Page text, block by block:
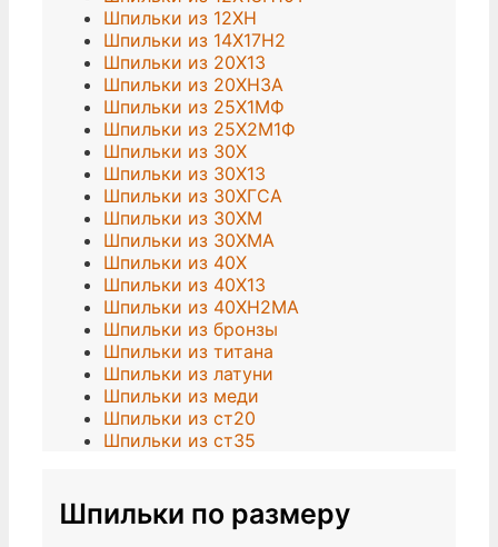
Шпильки из 12ХН
Шпильки из 14Х17Н2
Шпильки из 20Х13
Шпильки из 20ХН3А
Шпильки из 25Х1МФ
Шпильки из 25Х2М1Ф
Шпильки из 30Х
Шпильки из 30Х13
Шпильки из 30ХГСА
Шпильки из 30ХМ
Шпильки из 30ХМА
Шпильки из 40Х
Шпильки из 40Х13
Шпильки из 40ХН2МА
Шпильки из бронзы
Шпильки из титана
Шпильки из латуни
Шпильки из меди
Шпильки из ст20
Шпильки из ст35
Шпильки по размеру